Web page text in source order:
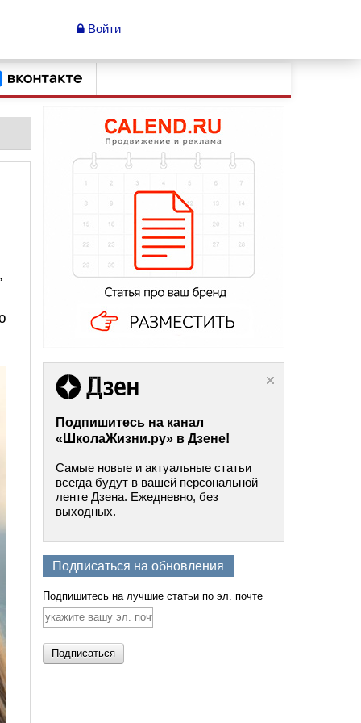
Войти
Подпишитесь на канал
«ШколаЖизни.ру» в Дзене!
Самые новые и актуальные статьи
всегда будут в вашей персональной
ленте Дзена. Ежедневно, без
выходных.
Подписаться на обновления
Подпишитесь на лучшие статьи по эл. почте